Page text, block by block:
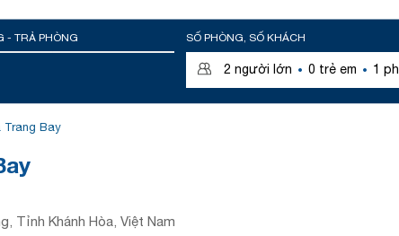
- TRẢ PHÒNG SỐ PHÒNG, SỐ KHÁCH
2 người lớn · 0 trẻ em · 1
Trang Bay
Tỉnh Khánh Hòa, Việt Nam